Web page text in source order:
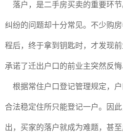
落户，是二手房买卖的重要环节
纠纷的问题却十分常见。不少购
程后，终于拿到钥匙时，才发现
承诺了迁出户口的前业主突然反悔
根据常住户口登记管理规定，
合法稳定住所只能登记一户。因
出，买家的落户就成为难题，甚